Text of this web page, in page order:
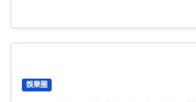
娛樂圈